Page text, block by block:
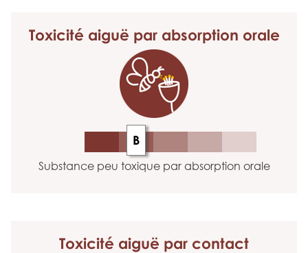
Toxicité aiguë par absorption orale
B
Substance peu toxique par absorption orale
Toxicité aiguë par contact